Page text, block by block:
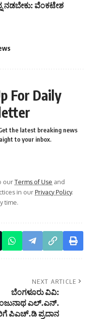
ನಡಬೇಕು: ವೆಂಕಟೇಶ
For Daily
the latest breaking news
to your inbox.
ourTerms of Use and
in ourPrivacy Policy.
time.
NEXT ARTICLE
ಬೆಂಗಳೂರು ವಿವಿ:
ಎಲ್.ಎನ್.
ಪಿಎಚ್.ಡಿ ಪ್ರದಾನ